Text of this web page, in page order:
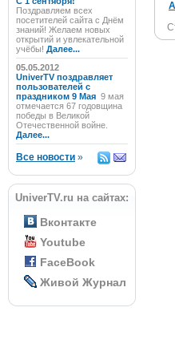
Поздравляем всех
посетителей сайта с Днём
знаний! Желаем новых
открытий и увлекательной
учёбы! Далее...
05.05.2012
UniverTV поздравляет
пользователей с
праздником 9 Мая 9 мая
отмечается 67 годовщина
победы в Великой
Отечественной войне.
Далее...
Все новости »
UniverTV.ru на сайтах:
Вконтакте
Youtube
FaceBook
Живой Журнал